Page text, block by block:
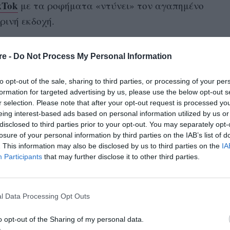
- Do Not Process My Personal Information
opt-out of the sale, sharing to third parties, or processing of your
for targeted advertising by us, please use the below opt-out
selection. Please note that after your opt-out request is processed
interest-based ads based on personal information utilized by us
to third parties prior to your opt-out. You may separately
of your personal information by third parties on the IAB’s list of
This information may also be disclosed by us to third parties on the
Participants that may further disclose it to other third parties.
Data Processing Opt Outs
opt-out of the Sharing of my personal data.
με τα ροφήματα «ντύνει» τον αγαπημένο
εκδοχή.
καρύδας αντί για το κλασικό νερό της
ρόφημα σε ώρες εξωτικές και το
ονομάζεται, φτιάχνεται εύκολα. Το μόνο
ένα σφηνάκι εσπρέσο πάνω σε πάγο, να
με λίγο κρεμώδες γάλα
Αν θέλετε μπορείτε να βάλετε και
λένε οι Tiktoker που το έχουν δοκιμάσει.
τη συνταγή της το 2022, μιλώντας για το
μπροστά στην κάμερα,
τις πρώτες ώρες δημοσίευσης του video.